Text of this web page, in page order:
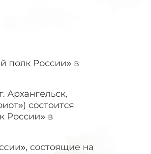
полк России» в
Архангельск,
состоится
России» в
состоящие на